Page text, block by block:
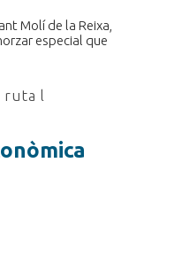
Molí de la Reixa,
especial que
ruta l